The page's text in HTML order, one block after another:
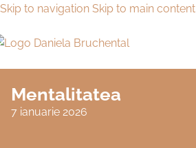
Skip to navigation Skip to main content
Mentalitatea
7 ianuarie 2026